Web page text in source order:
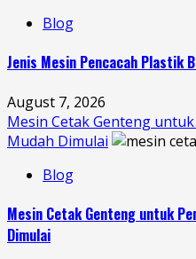
Blog
Jenis Mesin Pencacah Plastik
August 7, 2026
Mesin Cetak Genteng
Mudah Dimulai
Blog
Mesin Cetak Genteng untuk
Dimulai